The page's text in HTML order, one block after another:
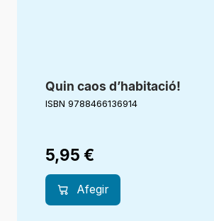
Quin caos d’habitació!
ISBN 9788466136914
5,95 €
Afegir